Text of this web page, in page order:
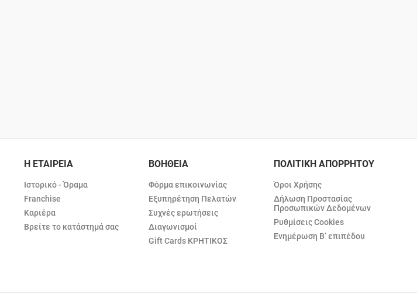
Η ΕΤΑΙΡΕΙΑ
Ιστορικό - Όραμα
Franchise
Καριέρα
Βρείτε το κατάστημά σας
ΒΟΗΘΕΙΑ
Φόρμα επικοινωνίας
Εξυπηρέτηση Πελατών
Συχνές ερωτήσεις
Διαγωνισμοί
Gift Cards ΚΡΗΤΙΚΟΣ
ΠΟΛΙΤΙΚΗ ΑΠΟΡΡΗΤΟΥ
Όροι Χρήσης
Δήλωση Προστασίας
Προσωπικών Δεδομένων
Ρυθμίσεις Cookies
Ενημέρωση Β’ επιπέδου